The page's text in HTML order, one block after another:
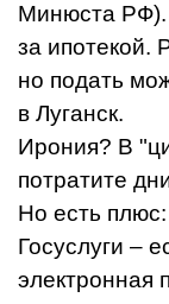
Минюста РФ).
за ипотекой.
но подать
в Луганск.
Ирония? В
потратите
Но есть
Госуслуги –
электронная